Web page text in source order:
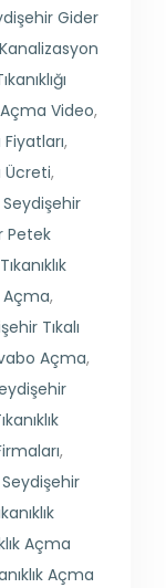
Gider
Açma Video,
,
Ücreti,
Seydişehir
Petek
Açma,
Tıkalı
Açma,
,
Seydişehir
Açma
Açma